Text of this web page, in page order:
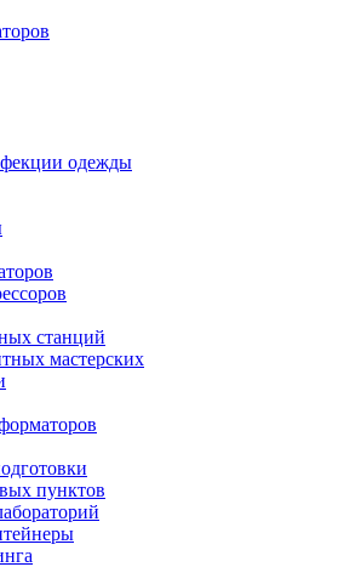
одежды
станций
мастерских
пунктов